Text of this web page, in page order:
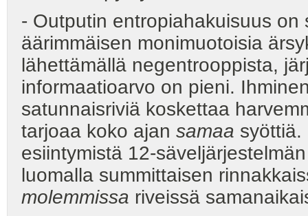
- Outputin entropiahakuisuus
äärimmäisen monimuotoisia
lähettämällä negentrooppista,
informaatioarvo on pieni.
satunnaisriviä koskettaa
tarjoaa koko ajan samaa
esiintymistä 12-
luomalla summittaisen
molemmissa riveissä